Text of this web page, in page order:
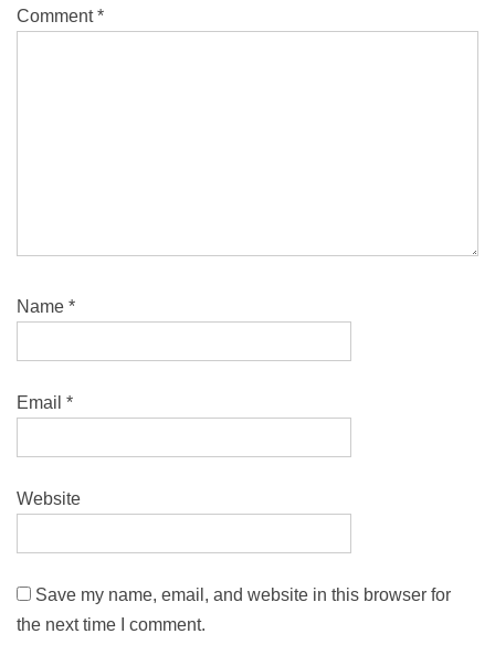
Comment*
Name *
Email *
Website
Save my name, email, and website in this browser for
the next time I comment.